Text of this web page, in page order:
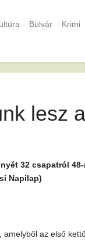
Bulvár Krimi
lesz
32 csapatról
Napilap)
az első